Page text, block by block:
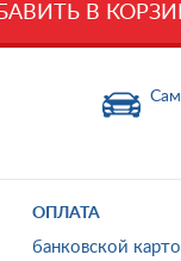
В
ОПЛАТА
банковской